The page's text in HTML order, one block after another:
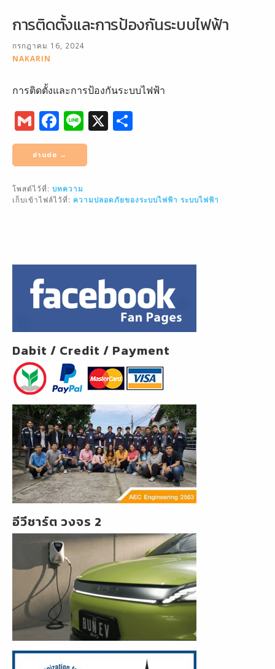
o
k
การติดตั้งและการป้องกันระบบไฟฟ้า
กรกฎาคม 16, 2024
NAKARIN
การติดตั้งและการป้องกันระบบไฟฟ้า
G
m
ai
l
F
a
c
e
b
k
Li
n
e
X
อ่านต่อ →
โพสต์ไว้ที่: บทความ
เก็บเข้าไฟล์ไว้ที่: ความปลอดภัยของระบบไฟฟ้า ระบบไฟฟ้า
Dabit / Credit / Payment
อีวีชาร์ต วงจร 2